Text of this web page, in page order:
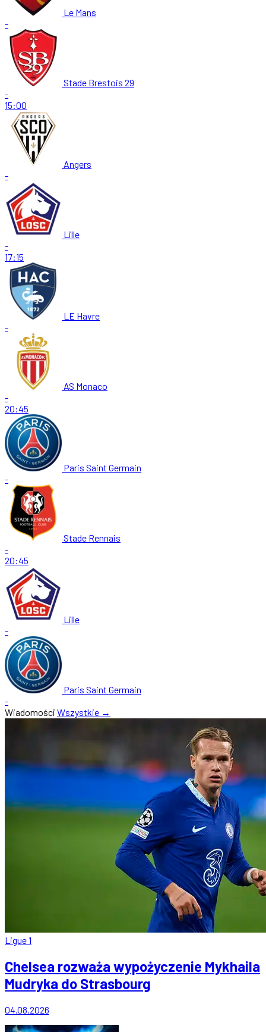
Le Mans
-
Stade Brestois 29
-
15:00
Angers
-
Lille
-
17:15
LE Havre
-
AS Monaco
-
20:45
Paris Saint Germain
-
Stade Rennais
-
20:45
Lille
-
Paris Saint Germain
-
Wiadomości Wszystkie →
Ligue 1
Chelsea rozważa wypożyczenie Mykhaila
Mudryka do Strasbourg
04.08.2026